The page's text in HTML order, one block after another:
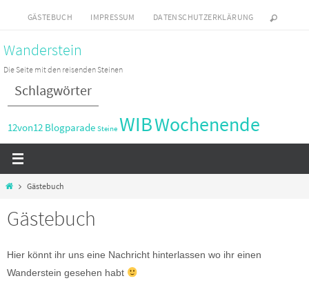
springen
GÄSTEBUCH IMPRESSUM DATENSCHUTZERKLÄRUNG
Wanderstein
Die Seite mit den reisenden Steinen
Schlagwörter
12von12 Blogparade Steine WIBWochenende
StartGästebuch
Gästebuch
Hier könnt ihr uns eine Nachricht hinterlassen wo ihr einen
Wanderstein gesehen habt